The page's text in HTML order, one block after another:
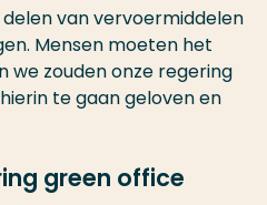
van vervoermiddelen
Mensen moeten het
we zouden onze regering
te gaan geloven en
green office